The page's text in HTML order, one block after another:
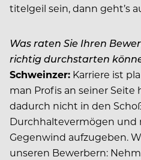
titelgeil sein, dann geht’s
Was raten Sie Ihren
richtig durchstarten
Schweinzer: Karriere ist
man Profis an seiner Seite
dadurch nicht in den
Durchhaltevermögen und
Gegenwind aufzugeben.
unseren Bewerbern: